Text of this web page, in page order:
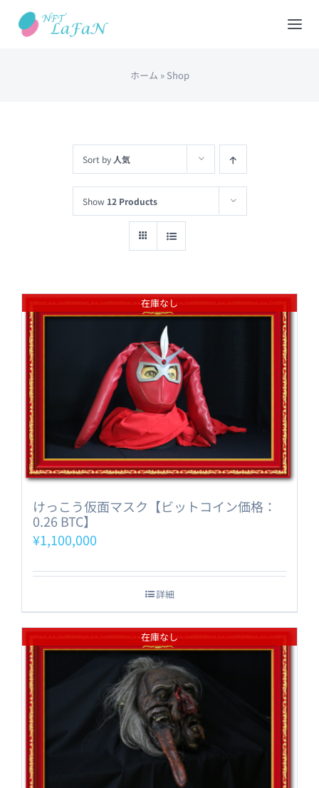
Skip
HOME
NFTショップ
REDEEM(現物と交換)
カート
ホーム » Shop
Sort by 人気
Show 12 Products
在庫なし
けっこう仮面マスク【ビットコイン価格：
0.26 BTC】
¥1,100,000
詳細
在庫なし